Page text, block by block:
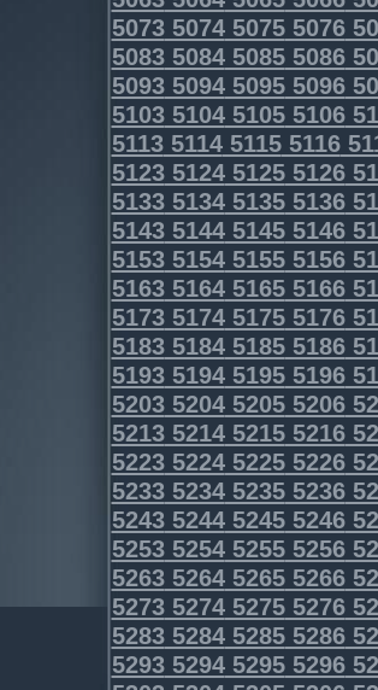
5073507450755076
5083508450855086
5093509450955096
5103510451055106
5113511451155116
5123512451255126
5133513451355136
5143514451455146
5153515451555156
5163516451655166
5173517451755176
5183518451855186
5193519451955196
5203520452055206
5213521452155216
5223522452255226
5233523452355236
5243524452455246
5253525452555256
5263526452655266
5273527452755276
5283528452855286
5293529452955296